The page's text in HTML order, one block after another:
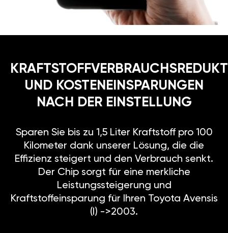
UND KOSTENEINSPARUNGEN
NACH DER EINSTELLUNG
Sparen Sie bis zu 1,5 Liter Kraftstoff pro 100
Kilometer dank unserer Lösung, die die
Effizienz steigert und den Verbrauch senkt.
Der Chip sorgt für eine merkliche
Leistungssteigerung und
Kraftstoffeinsparung für Ihren Toyota Avensis
(I) ->2003.